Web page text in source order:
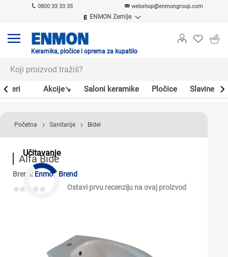
0800 33 33 35 webshop@enmongroup.com
ENMON Zemlje
ENMON MKD
Keramika, pločice i oprema za kupatilo
Akcije↘ Saloni keramike Pločice Slavine
Učitavanje
Početna Sanitarije Bidei
Alfa Bide
Brend: Enmon Brend
Ostavi prvu recenziju na ovaj proizvod